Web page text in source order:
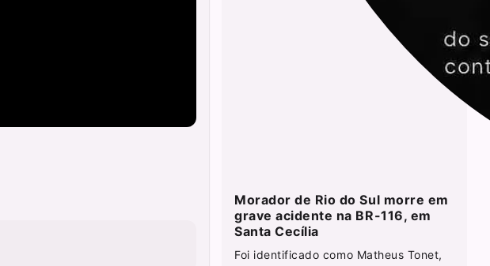
Morador de Rio do Sul morre em
grave acidente na BR-116, em
Santa Cecília
Foi identificado como Matheus Tonet,